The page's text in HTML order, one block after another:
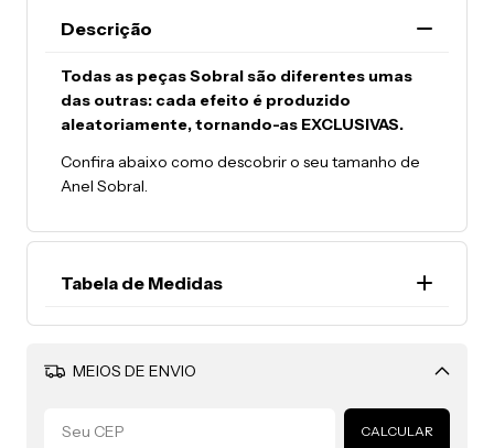
Descrição
Todas as peças Sobral são diferentes umas
das outras: cada efeito é produzido
aleatoriamente, tornando-as EXCLUSIVAS.
Confira abaixo como descobrir o seu tamanho de
Anel Sobral.
Tabela de Medidas
A resina exige uma forma de produção e medição
aço, etc.
Para verificar o seu tamanho, envolva a articulação
do seu dedo com uma fita métrica e verifique a
MEIOS DE ENVIO
Alterar CEP
CALCULAR